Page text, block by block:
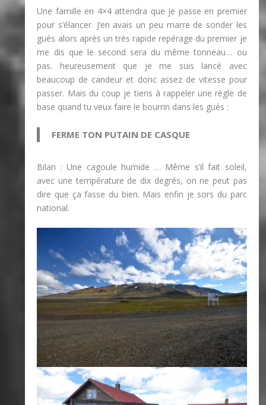
Une famille en 4×4 attendra que je passe en premier
pour s’élancer. J’en avais un peu marre de sonder les
gués alors après un très rapide repérage du premier je
me dis que le second sera du même tonneau… ou
pas. heureusement que je me suis lancé avec
beaucoup de candeur et donc assez de vitesse pour
passer. Mais du coup je tiens à rappeler une règle de
base quand tu veux faire le bourrin dans les gués :
FERME TON PUTAIN DE CASQUE
Bilan : Une cagoule humide … Même s’il fait soleil,
avec une température de dix degrés, on ne peut pas
dire que ça fasse du bien. Mais enfin je sors du parc
national.